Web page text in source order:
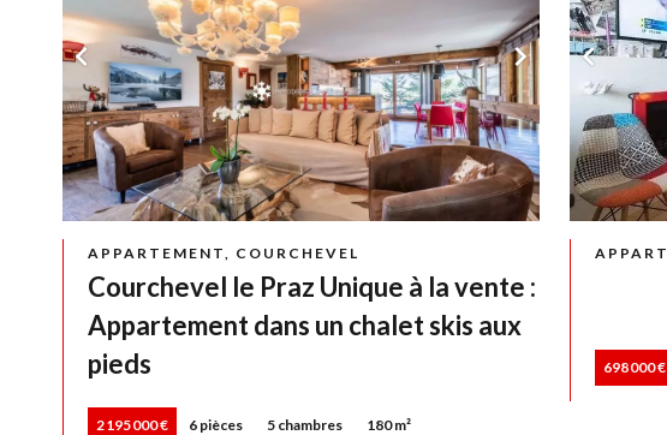
APPARTEMENT, COURCHEVEL
Courchevel le Praz Unique à la vente :
Appartement dans un chalet skis aux
pieds
2 195 000 € 6 pièces 5 chambres 180 m²
698 000 €